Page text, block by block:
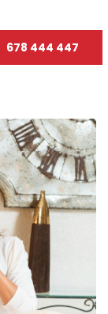
678 444 447